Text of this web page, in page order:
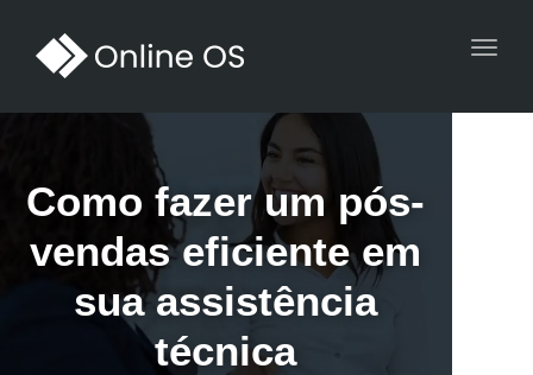
Como fazer um pós-
vendas eficiente em
sua assistência
técnica